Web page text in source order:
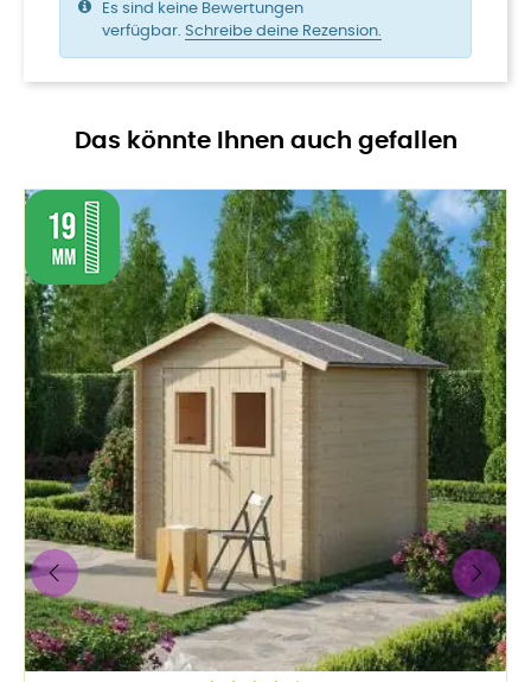
Es sind keine Bewertungen
verfügbar. Schreibe deine Rezension.
Das könnte Ihnen auch gefallen
‹ ›